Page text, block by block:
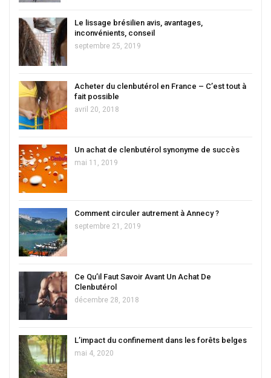
Le lissage brésilien avis, avantages,
inconvénients, conseil
septembre 25, 2019
Acheter du clenbutérol en France – C’est tout à
fait possible
avril 20, 2018
Un achat de clenbutérol synonyme de succès
mai 11, 2019
Comment circuler autrement à Annecy ?
septembre 21, 2019
Ce Qu’il Faut Savoir Avant Un Achat De
Clenbutérol
décembre 28, 2018
L’impact du confinement dans les forêts belges
mai 4, 2020